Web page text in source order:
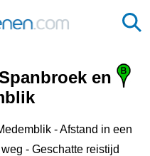
en
- Afstand in een
- Geschatte reistijd